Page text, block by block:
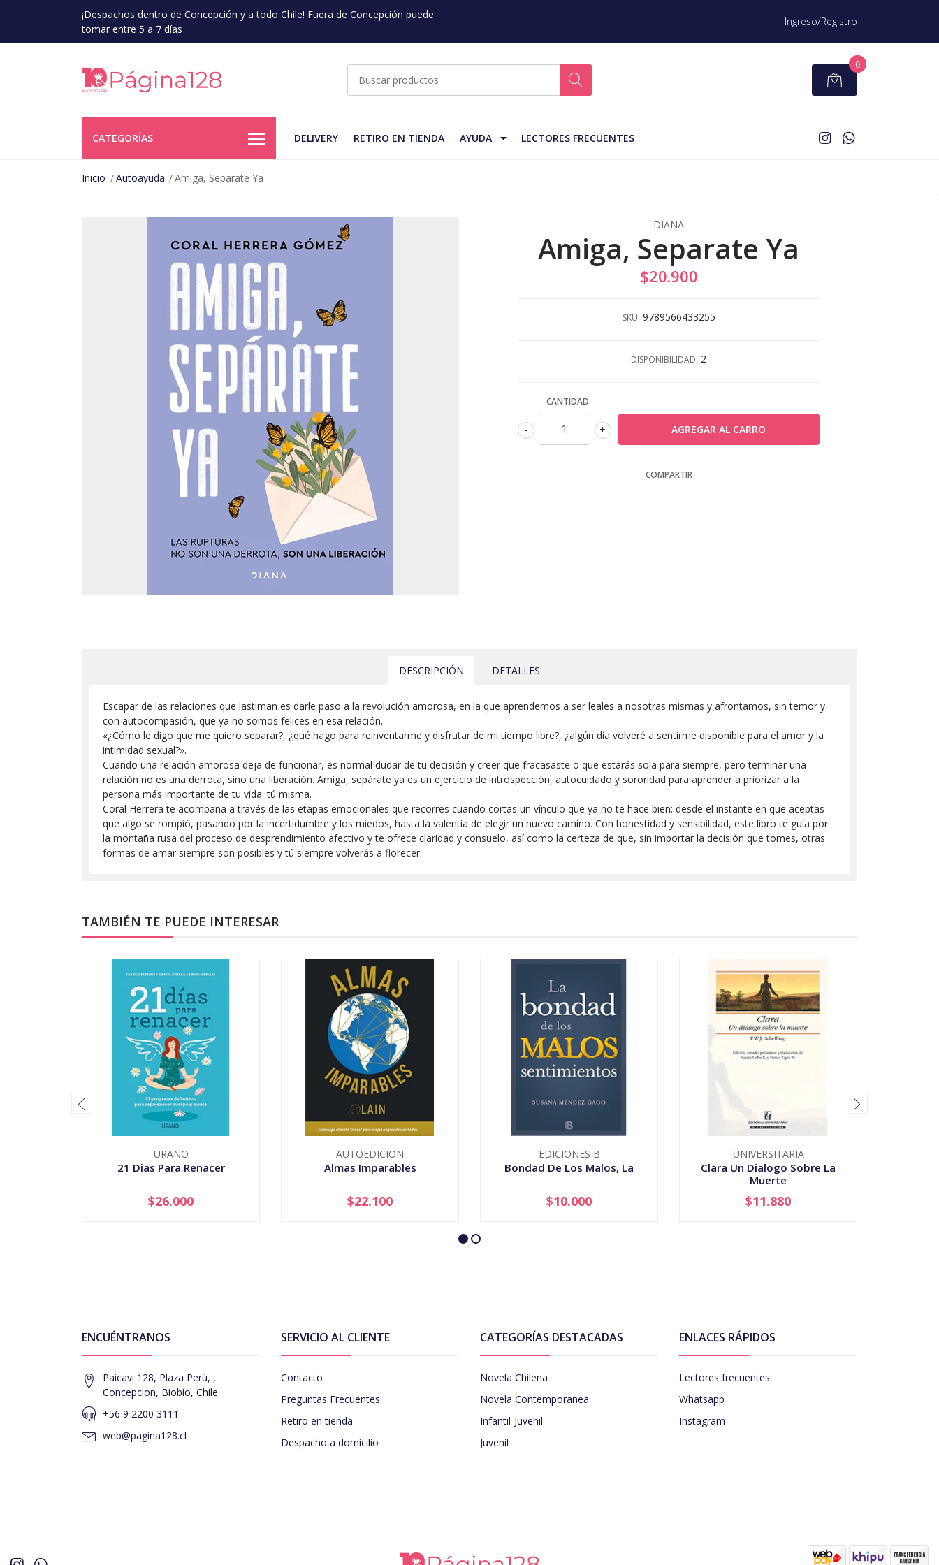
¡Despachos dentro de Concepción y a todo Chile! Fuera de Concepción puede
tomar entre 5 a 7 días
Ingreso/Registro
0
CATEGORÍAS DELIVERY RETIRO EN TIENDA AYUDA LECTORES FRECUENTES
Inicio Autoayuda Amiga, Separate Ya
DIANA
Amiga, Separate Ya
$20.900
SKU: 9789566433255
DISPONIBILIDAD: 2
CANTIDAD
+
-
COMPARTIR
DESCRIPCIÓN DETALLES
Escapar de las relaciones que lastiman es darle paso a la revolución amorosa, en la que aprendemos a ser leales a nosotras mismas y afrontamos, sin temor y
con autocompasión, que ya no somos felices en esa relación.
«¿Cómo le digo que me quiero separar?, ¿qué hago para reinventarme y disfrutar de mi tiempo libre?, ¿algún día volveré a sentirme disponible para el amor y la
intimidad sexual?».
Cuando una relación amorosa deja de funcionar, es normal dudar de tu decisión y creer que fracasaste o que estarás sola para siempre, pero terminar una
relación no es una derrota, sino una liberación. Amiga, sepárate ya es un ejercicio de introspección, autocuidado y sororidad para aprender a priorizar a la
persona más importante de tu vida: tú misma.
Coral Herrera te acompaña a través de las etapas emocionales que recorres cuando cortas un vínculo que ya no te hace bien: desde el instante en que aceptas
que algo se rompió, pasando por la incertidumbre y los miedos, hasta la valentía de elegir un nuevo camino. Con honestidad y sensibilidad, este libro te guía por
la montaña rusa del proceso de desprendimiento afectivo y te ofrece claridad y consuelo, así como la certeza de que, sin importar la decisión que tomes, otras
formas de amar siempre son posibles y tú siempre volverás a florecer.
TAMBIÉN TE PUEDE INTERESAR
URANO
21 Dias Para Renacer
+
$26.000
AUTOEDICION
Almas Imparables
+
$22.100
EDICIONES B
Bondad De Los Malos, La
+
$10.000
UNIVERSITARIA
Clara Un Dialogo Sobre La
Muerte
+
$11.880
ENCUÉNTRANOS
Paicavi 128, Plaza Perú, ,
Concepcion, Biobío, Chile
+56 9 2200 3111
web@pagina128.cl
SERVICIO AL CLIENTE
Contacto
Preguntas Frecuentes
Retiro en tienda
Despacho a domicilio
CATEGORÍAS DESTACADAS
Novela Chilena
Novela Contemporanea
Infantil-Juvenil
Juvenil
ENLACES RÁPIDOS
Lectores frecuentes
Whatsapp
Instagram